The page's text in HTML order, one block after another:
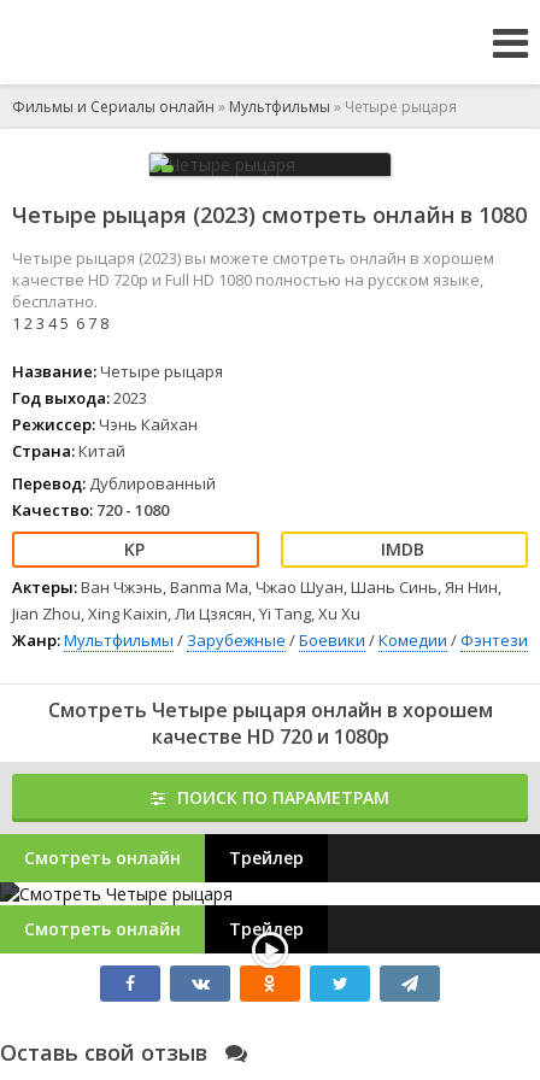
Фильмы и Сериалы онлайн » Мультфильмы » Четыре рыцаря
Четыре рыцаря (2023) смотреть онлайн в 1080
Четыре рыцаря (2023) вы можете смотреть онлайн в хорошем
качестве HD 720p и Full HD 1080 полностью на русском языке,
бесплатно.
1 23 45 67 8
Название:Четыре рыцаря
Год выхода:2023
Режиссер:Чэнь Кайхан
Страна:Китай
Перевод: Дублированный
Качество: 720 - 1080
Актеры:Ван Чжэнь, Banma Ma, Чжао Шуан, Шань Синь, Ян Нин,
Jian Zhou, Xing Kaixin, Ли Цзясян, Yi Tang, Xu Xu
Жанр:Мультфильмы / Зарубежные /Боевики /Комедии /Фэнтези
Смотреть Четыре рыцаря онлайн в хорошем
качестве HD 720 и 1080p
ПОИСК ПО ПАРАМЕТРАМ
Смотреть онлайн Трейлер
Смотреть онлайн Трейлер
Оставь свой отзыв